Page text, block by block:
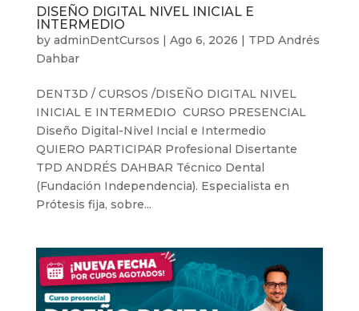
DISEÑO DIGITAL NIVEL INICIAL E
INTERMEDIO
by adminDentCursos | Ago 6, 2026 | TPD Andrés
Dahbar
DENT3D / CURSOS /DISEÑO DIGITAL NIVEL
INICIAL E INTERMEDIO CURSO PRESENCIAL
Diseño Digital-Nivel Incial e Intermedio
QUIERO PARTICIPAR Profesional Disertante
TPD ANDRÉS DAHBAR Técnico Dental
(Fundación Independencia). Especialista en
Prótesis fija, sobre...